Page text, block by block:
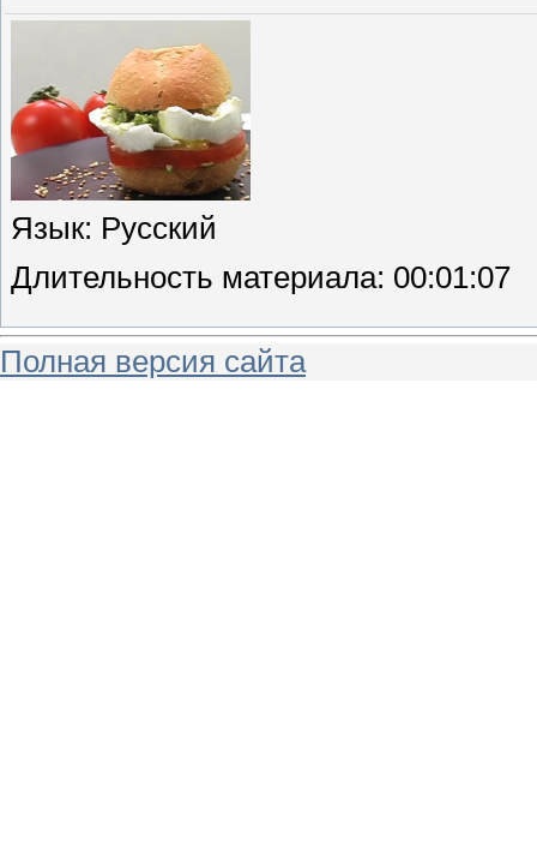
Язык: Русский
Длительность материала: 00:01:07
Полная версия сайта